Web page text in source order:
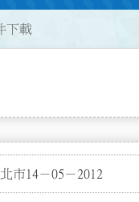
下載
北市14－05－2012